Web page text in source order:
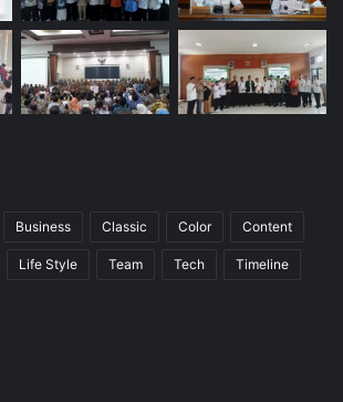
Business Classic Color Content
Life Style Team Tech Timeline